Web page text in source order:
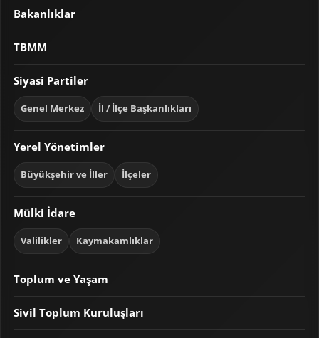
Bakanlıklar
TBMM
Siyasi Partiler
Genel Merkez İl / İlçe Başkanlıkları
Yerel Yönetimler
Büyükşehir ve İller İlçeler
Mülki İdare
Valilikler Kaymakamlıklar
Toplum ve Yaşam
Sivil Toplum Kuruluşları